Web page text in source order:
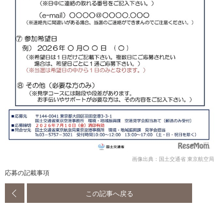
画像出典：国土交通省 東京航空局
応募の記載事項
この記事へ戻る